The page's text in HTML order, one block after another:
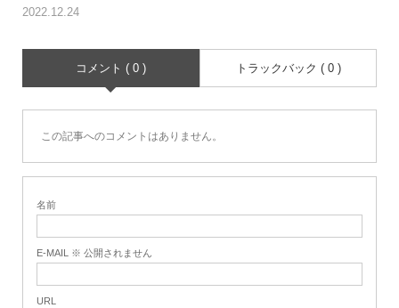
2022.12.24
コメント ( 0 ) トラックバック ( 0 )
この記事へのコメントはありません。
名前
E-MAIL ※ 公開されません
URL